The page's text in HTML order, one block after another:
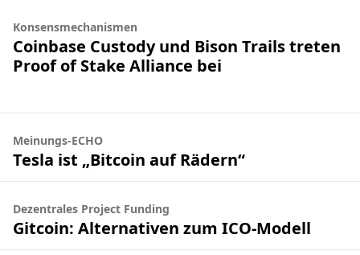
Konsensmechanismen
Coinbase Custody und Bison Trails treten
Proof of Stake Alliance bei
Meinungs-ECHO
Tesla ist „Bitcoin auf Rädern“
Dezentrales Project Funding
Gitcoin: Alternativen zum ICO-Modell